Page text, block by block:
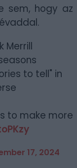
sem, hogy az
Merrill
to tell" in
to make more
17, 2024